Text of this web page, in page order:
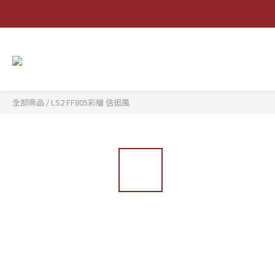
全部商品 / LS2 FF805彩繪 佶追風